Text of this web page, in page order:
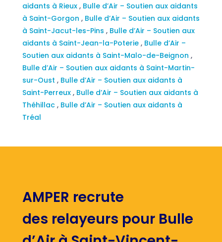
aidants à Rieux , Bulle d’Air – Soutien aux aidants
à Saint-Gorgon , Bulle d’Air – Soutien aux aidants
à Saint-Jacut-les-Pins , Bulle d’Air – Soutien aux
aidants à Saint-Jean-la-Poterie , Bulle d’Air –
Soutien aux aidants à Saint-Malo-de-Beignon ,
Bulle d’Air – Soutien aux aidants à Saint-Martin-
sur-Oust , Bulle d’Air – Soutien aux aidants à
Saint-Perreux , Bulle d’Air – Soutien aux aidants à
Théhillac , Bulle d’Air – Soutien aux aidants à
Tréal
AMPER recrute
des relayeurs pour Bulle